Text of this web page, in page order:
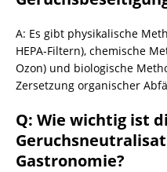
A: Es gibt physikalische
HEPA-Filtern), chemische
Ozon) und biologische
Zersetzung organischer
Q: Wie wichtig ist
Gastronomie?